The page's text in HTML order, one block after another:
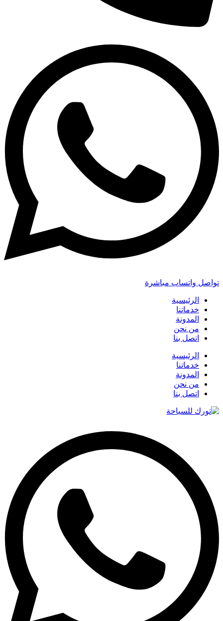
تواصل واتساب مباشرة
الرئيسية
خدماتنا
المدونة
من نحن
اتصل بنا
الرئيسية
خدماتنا
المدونة
من نحن
اتصل بنا